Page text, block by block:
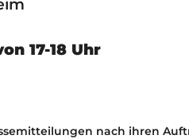
17-18 Uhr
nach ihren